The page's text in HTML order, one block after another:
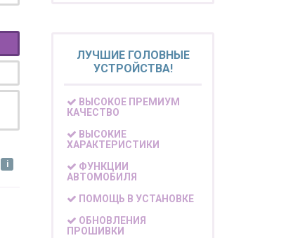
ЛУЧШИЕ ГОЛОВНЫЕ
УСТРОЙСТВА!
ВЫСОКОЕ ПРЕМИУМ
КАЧЕСТВО
ВЫСОКИЕ
ХАРАКТЕРИСТИКИ
ФУНКЦИИ
АВТОМОБИЛЯ
ПОМОЩЬ В УСТАНОВКЕ
ОБНОВЛЕНИЯ
ПРОШИВКИ